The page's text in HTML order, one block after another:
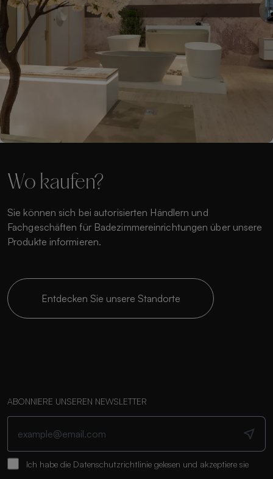
Wo kaufen?
Sie können sich bei autorisierten Händlern und
Fachgeschäften für Badezimmereinrichtungen über unsere
Produkte informieren.
Entdecken Sie unsere Standorte
ABONNIERE UNSEREN NEWSLETTER
Ich habe die Datenschutzrichtlinie gelesen und akzeptiere sie